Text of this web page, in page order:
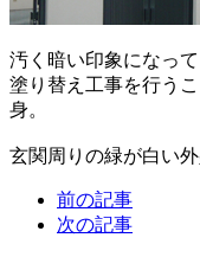
汚く暗い印象になっ
塗り替え工事を行う
身。
玄関周りの緑が白い
前の記事
次の記事